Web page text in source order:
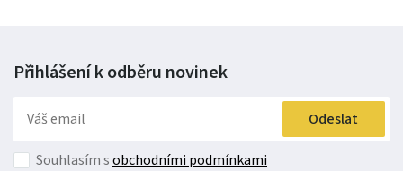
Přihlášení k odběru novinek
Odeslat
Souhlasím sobchodními podmínkami